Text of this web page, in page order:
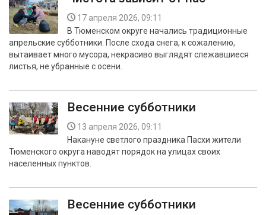
17 апреля 2026, 09:11
В Тюменском округе начались традиционные
апрельские субботники. После схода снега, к сожалению,
вытаивает много мусора, некрасиво выглядят слежавшиеся
листья, не убранные с осени.
Весенние субботники
13 апреля 2026, 09:11
Накануне светлого праздника Пасхи жители
Тюменского округа наводят порядок на улицах своих
населенных пунктов.
Весенние субботники